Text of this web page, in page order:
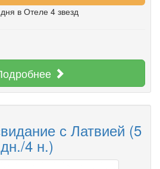
в Отеле 4 звезд
с Латвией (5
дн./4 н.)